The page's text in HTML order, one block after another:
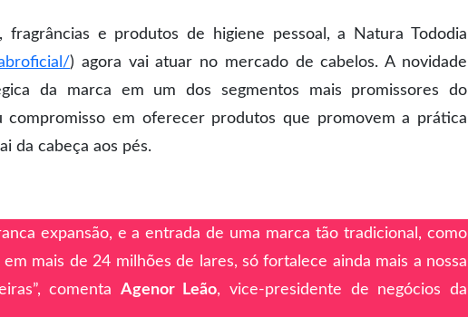
e produtos de higiene pessoal, a Natura Tododia
) agora vai atuar no mercado de cabelos. A novidade
da marca em um dos segmentos mais promissores do
em oferecer produtos que promovem a prática
da cabeça aos pés.
expansão, e a entrada de uma marca tão tradicional, como
mais de 24 milhões de lares, só fortalece ainda mais a nossa
comenta Agenor Leão, vice-presidente de negócios da